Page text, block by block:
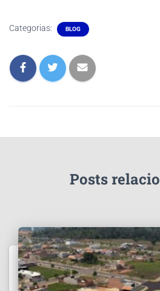
Categorias: BLOG
Posts